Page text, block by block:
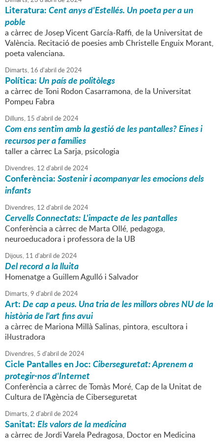
Literatura:Cent anys d'Estellés. Un poeta per a un
poble
a càrrec de Josep Vicent García-Raffi, de la Universitat de
València. Recitació de poesies amb Christelle Enguix Morant,
poeta valenciana.
Dimarts, 16 d'abril de2024
Política: Un país de politòlegs
a càrrec de Toni Rodon Casarramona, de la Universitat
Pompeu Fabra
Dilluns, 15 d'abril de2024
Com ens sentim amb la gestió de les pantalles? Eines i
recursos per a famílies
taller a càrrec La Sarja, psicologia
Divendres, 12 d'abril de2024
Conferència:Sostenir i acompanyar les emocions dels
infants
Divendres, 12 d'abril de2024
Cervells Connectats: L'impacte de les pantalles
Conferència a càrrec de Marta Ollé, pedagoga,
neuroeducadora i professora de la UB
Dijous, 11 d'abril de2024
Del record a la lluita
Homenatge a Guillem Agulló i Salvador
Dimarts,9 d'abril de2024
Art:De cap a peus. Una tria de les millors obres NU de la
història de l'art fins avui
a càrrec de Mariona Millà Salinas, pintora, escultora i
il·lustradora
Divendres, 5 d'abril de2024
Cicle Pantalles en Joc:Ciberseguretat: Aprenem a
protegir-nos d'Internet
Conferència a càrrec de Tomàs Moré, Cap de la Unitat de
Cultura de l'Agència de Ciberseguretat
Dimarts,2 d'abril de2024
Sanitat:Els valors de la medicina
a càrrec de Jordi Varela Pedragosa, Doctor en Medicina